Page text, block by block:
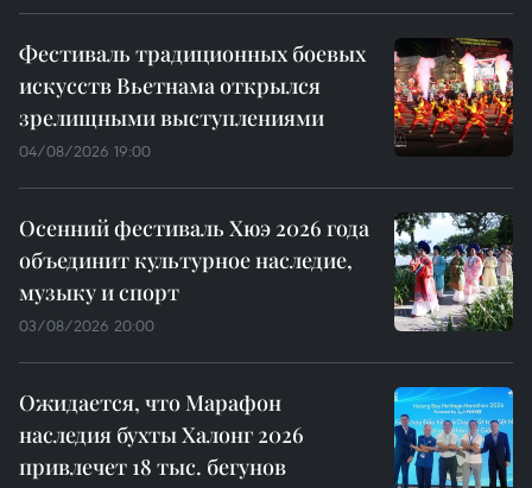
Фестиваль традиционных боевых
искусств Вьетнама открылся
зрелищными выступлениями
04/08/2026 19:00
Осенний фестиваль Хюэ 2026 года
объединит культурное наследие,
музыку и спорт
03/08/2026 20:00
Ожидается, что Марафон
наследия бухты Халонг 2026
привлечет 18 тыс. бегунов